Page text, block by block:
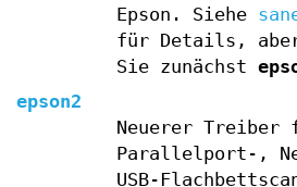
Epson. Siehe
für Details, aber
Sie zunächst
epson2
Neuerer Treiber
Parallelport-,
USB-